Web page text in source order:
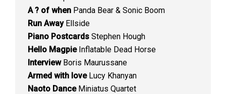
A ? of when Panda Bear & Sonic Boom
Run AwayEllside
Piano Postcards Stephen Hough
Hello MagpieInflatable Dead Horse
InterviewBoris Maurussane
Armed with loveLucy Khanyan
Naoto DanceMiniatus Quartet